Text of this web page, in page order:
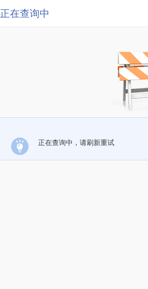
正在查询中
正在查询中，请刷新重试